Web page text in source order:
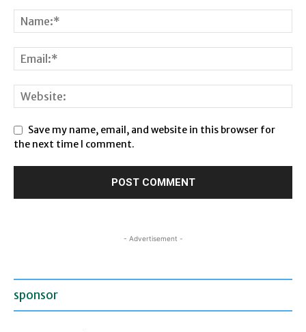
Save my name, email, and website in this browser for
the next time I comment.
- Advertisement -
sponsor